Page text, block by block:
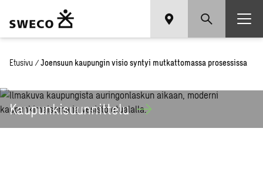
Etusivu / Joensuun kaupungin visio syntyi mutkattomassa prosessissa
Kaupunkisuunnittelu